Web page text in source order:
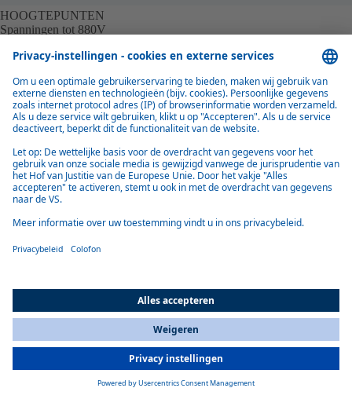
HOOGTEPUNTEN
Spanningen tot 880V
en 490 volt en is daarom perfect geschikt voor de meeste elektrische
worden gebruikt voor zowel auto's als commercieel gebruikte
elektrische voertuigen zoals vrachtwagens, bussen, bouw- en
landbouwmachines. De HVH 100 Compact levert tot 10 kilowatt
verwarmingsvermogen en werkt met spanningen tot 880 volt, die
en een breed spanningsbereik tot 880 V zorgt de HVH 120 voor
krachtige en betrouwbare warmte in de bestuurderscabine.
You are currently on our website forNetherlands
information, please visit our website forAmerica.
All Countries